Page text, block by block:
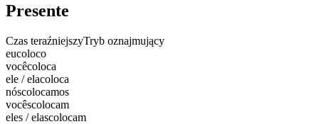
Presente
Czas teraźniejszyTryb oznajmujący
eucoloco
vocêcoloca
ele / elacoloca
nóscolocamos
vocêscolocam
eles / elascolocam